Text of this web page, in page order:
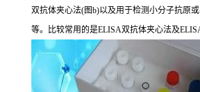
双抗体夹心法(图b)以及用于检测小分子抗原
等。比较常用的是ELISA双抗体夹心法及